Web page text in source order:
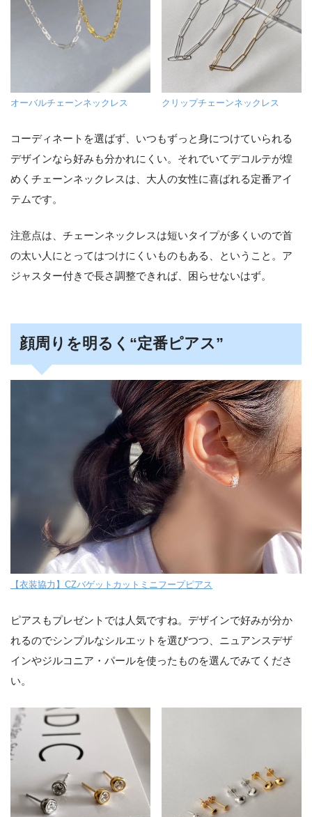
オーバルチェーンネックレス クリップチェーンネックレス
コーディネートを選ばず、いつもずっと身につけていられる
デザインなら好みも分かれにくい。それでいてデコルテが煌
めくチェーンネックレスは、大人の女性に喜ばれる定番アイ
テムです。
注意点は、チェーンネックレスは短いタイプが多くいので首
の太い人にとってはつけにくいものもある、ということ。ア
ジャスター付きで長さ調整できれば、困らせないはず。
顔周りを明るく“定番ピアス”
【衣装協力】CZバゲットカットミニフープピアス
ピアスもプレゼントでは人気ですね。デザインで好みが分か
れるのでシンプルなシルエットを選びつつ、ニュアンスデザ
インやジルコニア・パールを使ったものを選んでみてくださ
い。